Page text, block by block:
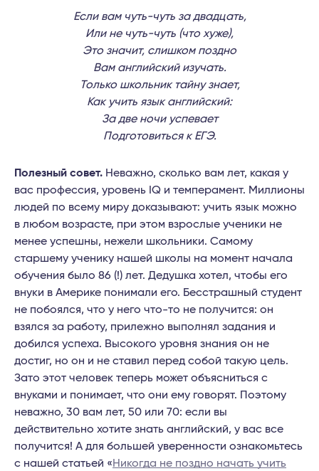
Если вам чуть-чуть за двадцать,
Или не чуть-чуть (что хуже),
Это значит, слишком поздно
Вам английский изучать.
Только школьник тайну знает,
Как учить язык английский:
За две ночи успевает
Подготовиться к ЕГЭ.
Полезный совет. Неважно, сколько вам лет, какая у
вас профессия, уровень IQ и темперамент. Миллионы
людей по всему миру доказывают: учить язык можно
в любом возрасте, при этом взрослые ученики не
менее успешны, нежели школьники. Самому
старшему ученику нашей школы на момент начала
обучения было 86 (!) лет. Дедушка хотел, чтобы его
внуки в Америке понимали его. Бесстрашный студент
не побоялся, что у него что-то не получится: он
взялся за работу, прилежно выполнял задания и
добился успеха. Высокого уровня знания он не
достиг, но он и не ставил перед собой такую цель.
Зато этот человек теперь может объясниться с
внуками и понимает, что они ему говорят. Поэтому
неважно, 30 вам лет, 50 или 70: если вы
действительно хотите знать английский, у вас все
получится! А для большей уверенности ознакомьтесь
с нашей статьей «Никогда не поздно начать учить